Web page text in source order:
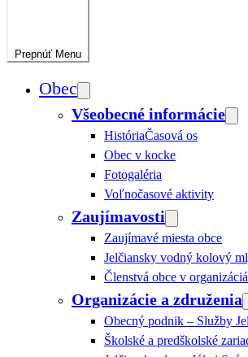
Prepnúť Menu
Obec
Všeobecné informácie
HistóriaČasová os
Obec v kocke
Fotogaléria
Voľnočasové aktivity
Zaujímavosti
Zaujímavé miesta obce
Jelčiansky vodný kolový
Členstvá obce v
Organizácie a združenia
Obecný podnik – Služby
Školské a predškolské